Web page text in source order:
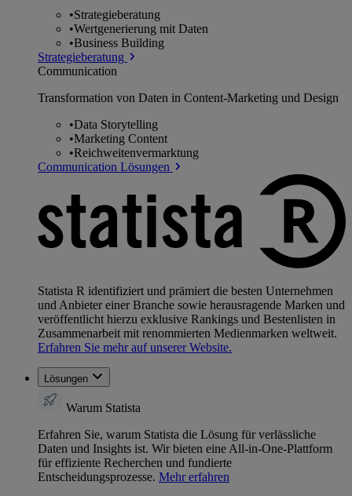
•Strategieberatung
•Wertgenerierung mit Daten
•Business Building
Strategieberatung
Communication
Transformation von Daten in Content-Marketing und Design
•Data Storytelling
•Marketing Content
•Reichweitenvermarktung
Communication Lösungen
Statista R identifiziert und prämiert die besten Unternehmen
und Anbieter einer Branche sowie herausragende Marken und
veröffentlicht hierzu exklusive Rankings und Bestenlisten in
Zusammenarbeit mit renommierten Medienmarken weltweit.
Erfahren Sie mehr auf unserer Website.
Lösungen
Warum Statista
Erfahren Sie, warum Statista die Lösung für verlässliche
Daten und Insights ist. Wir bieten eine All-in-One-Plattform
für effiziente Recherchen und fundierte
Entscheidungsprozesse. Mehr erfahren